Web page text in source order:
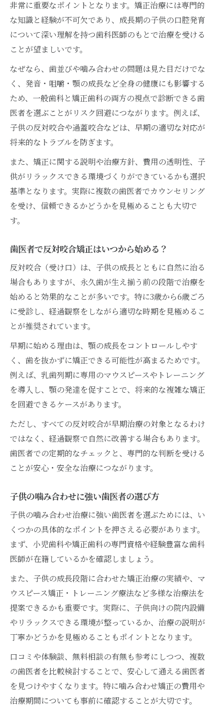
非常に重要なポイントとなります。矯正治療には専門的
な知識と経験が不可欠であり、成長期の子供の口腔発育
について深い理解を持つ歯科医師のもとで治療を受ける
ことが望ましいです。
なぜなら、歯並びや噛み合わせの問題は見た目だけでな
く、発音・咀嚼・顎の成長など全身の健康にも影響する
ため、一般歯科と矯正歯科の両方の視点で診断できる歯
医者を選ぶことがリスク回避につながります。例えば、
子供の反対咬合や過蓋咬合などは、早期の適切な対応が
将来的なトラブルを防ぎます。
また、矯正に関する説明や治療方針、費用の透明性、子
供がリラックスできる環境づくりができているかも選択
基準となります。実際に複数の歯医者でカウンセリング
を受け、信頼できるかどうかを見極めることも大切で
す。
歯医者で反対咬合矯正はいつから始める？
反対咬合（受け口）は、子供の成長とともに自然に治る
場合もありますが、永久歯が生え揃う前の段階で治療を
始めると効果的なことが多いです。特に3歳から6歳ごろ
に受診し、経過観察をしながら適切な時期を見極めるこ
とが推奨されています。
早期に始める理由は、顎の成長をコントロールしやす
く、歯を抜かずに矯正できる可能性が高まるためです。
例えば、乳歯列期に専用のマウスピースやトレーニング
を導入し、顎の発達を促すことで、将来的な複雑な矯正
を回避できるケースがあります。
ただし、すべての反対咬合が早期治療の対象となるわけ
ではなく、経過観察で自然に改善する場合もあります。
歯医者での定期的なチェックと、専門的な判断を受ける
ことが安心・安全な治療につながります。
子供の噛み合わせに強い歯医者の選び方
子供の噛み合わせ治療に強い歯医者を選ぶためには、い
くつかの具体的なポイントを押さえる必要があります。
まず、小児歯科や矯正歯科の専門資格や経験豊富な歯科
医師が在籍しているかを確認しましょう。
また、子供の成長段階に合わせた矯正治療の実績や、マ
ウスピース矯正・トレーニング療法など多様な治療法を
提案できるかも重要です。実際に、子供向けの院内設備
やリラックスできる環境が整っているか、治療の説明が
丁寧かどうかを見極めることもポイントとなります。
口コミや体験談、無料相談の有無も参考にしつつ、複数
の歯医者を比較検討することで、安心して通える歯医者
を見つけやすくなります。特に噛み合わせ矯正の費用や
治療期間についても事前に確認することが大切です。